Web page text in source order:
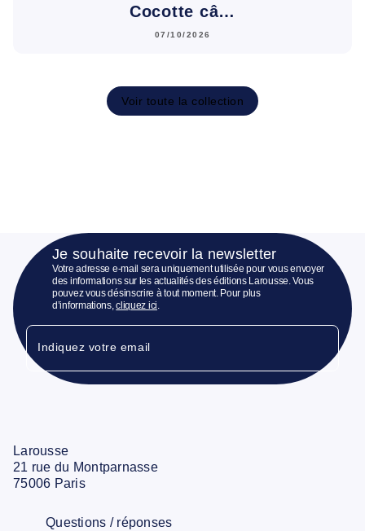
Cocotte câ…
07/10/2026
Voir toute la collection
Je souhaite recevoir la newsletter
Votre adresse e-mail sera uniquement utilisée pour vous envoyer
des informations sur les actualités des éditions Larousse. Vous
pouvez vous désinscrire à tout moment. Pour plus
d’informations,cliquez ici.
Indiquez votre email
Larousse
21 rue du Montparnasse
75006 Paris
Questions / réponses